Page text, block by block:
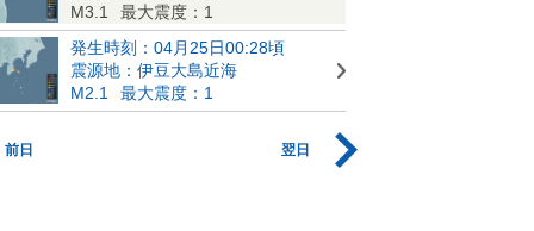
M3.1
最大震度：1
発生時刻：04月25日00:28頃
震源地：伊豆大島近海
M2.1
最大震度：1
前日 翌日